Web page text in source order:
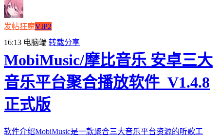
发帖狂魔VIP2
16:13 电脑端 转载分享
MobiMusic/摩比音乐 安卓三大
音乐平台聚合播放软件_V1.4.8
正式版
软件介绍MobiMusic是一款聚合三大音乐平台资源的听歌工